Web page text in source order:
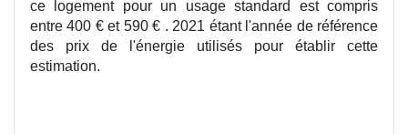
ce logement pour un usage standard est compris
entre 400 € et 590 € . 2021 étant l'année de référence
des prix de l'énergie utilisés pour établir cette
estimation.